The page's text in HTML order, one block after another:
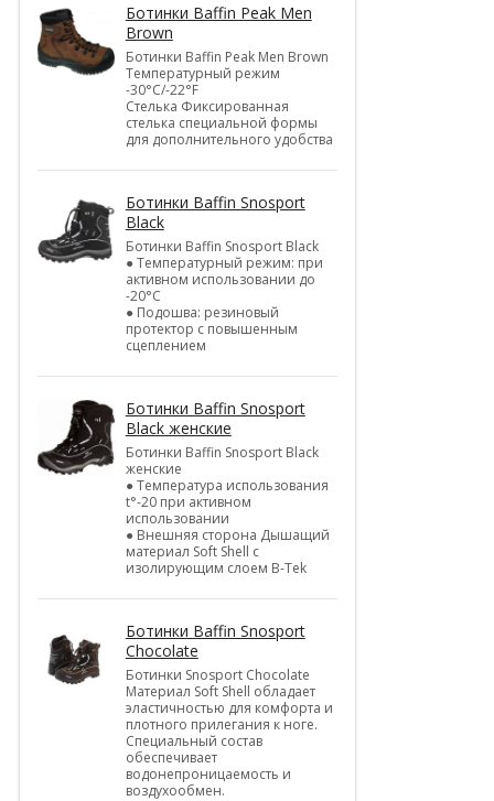
Ботинки Baffin Peak Men
Brown
Ботинки Baffin Peak Men Brown
Температурный режим
-30°С/-22°F
Стелька Фиксированная
стелька специальной формы
для дополнительного удобства
Ботинки Baffin Snosport
Black
Ботинки Baffin Snosport Black
● Температурный режим: при
активном использовании до
-20°С
● Подошва: резиновый
протектор с повышенным
сцеплением
Ботинки Baffin Snosport
Black женские
Ботинки Baffin Snosport Black
женские
● Температура использования
t°-20 при активном
использовании
● Внешняя сторона Дышащий
материал Soft Shell с
изолирующим слоем B-Tek
Ботинки Baffin Snosport
Chocolate
Ботинки Snosport Chocolate
Материал Soft Shell обладает
эластичностью для комфорта и
плотного прилегания к ноге.
Специальный состав
обеспечивает
водонепроницаемость и
воздухообмен.